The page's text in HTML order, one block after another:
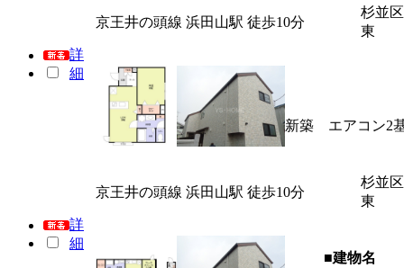
詳
細
京王井の頭線 浜田山駅 徒歩10分
杉並
東
新築 エアコン2
詳
細
京王井の頭線 浜田山駅 徒歩10分
杉並
東
■建物名